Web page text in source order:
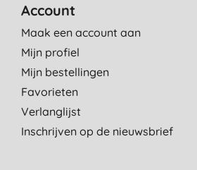
Account
Maak een account aan
Mijn profiel
Mijn bestellingen
Favorieten
Verlanglijst
Inschrijven op de nieuwsbrief